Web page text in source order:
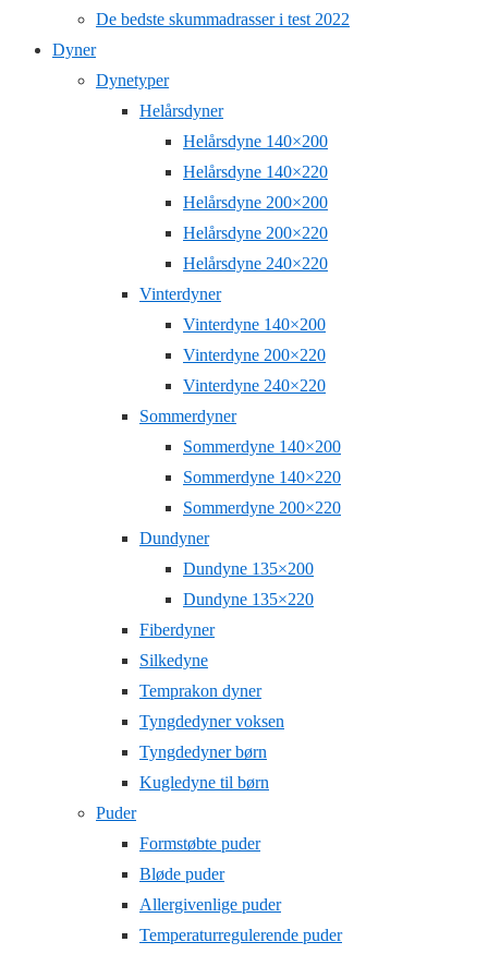
De bedste skummadrasser i test 2022
Dyner
Dynetyper
Helårsdyner
Helårsdyne 140×200
Helårsdyne 140×220
Helårsdyne 200×200
Helårsdyne 200×220
Helårsdyne 240×220
Vinterdyner
Vinterdyne 140×200
Vinterdyne 200×220
Vinterdyne 240×220
Sommerdyner
Sommerdyne 140×200
Sommerdyne 140×220
Sommerdyne 200×220
Dundyner
Dundyne 135×200
Dundyne 135×220
Fiberdyner
Silkedyne
Temprakon dyner
Tyngdedyner voksen
Tyngdedyner børn
Kugledyne til børn
Puder
Formstøbte puder
Bløde puder
Allergivenlige puder
Temperaturregulerende puder